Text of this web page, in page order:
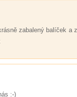
zabalený balíček a
:-)